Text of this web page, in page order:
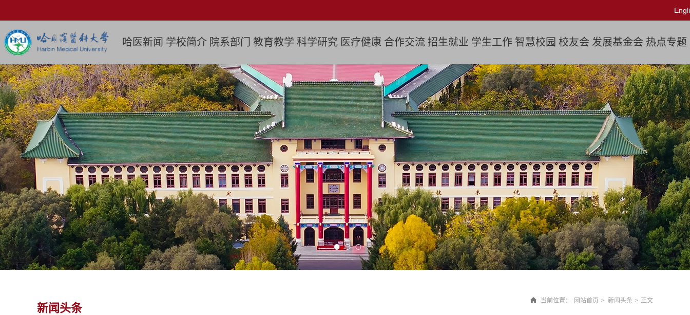
哈医新闻 学校简介 院系部门 教育教学 科学研究 医疗健康 合作交流 招生就业 学生工作 智慧校园 校友会 发展基金会 热点专题
新闻头条
当前位置： 网站首页 > 新闻头条 > 正文